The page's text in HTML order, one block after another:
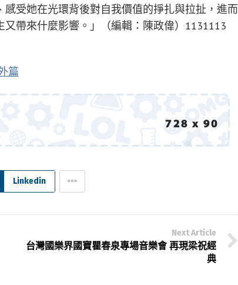
受她在光環背後對自我價值的掙扎與拉扯，進而
帶來什麼影響。」（編輯：陳政偉）1131113
篇
Linkedin
Next Article
台灣國樂界國寶瞿春泉專場音樂會 再現梁祝經
典